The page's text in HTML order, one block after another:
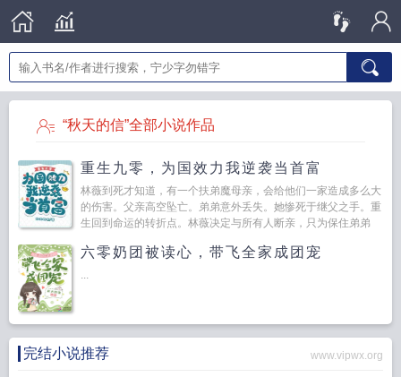
“秋天的信”全部小说作品
重生九零，为国效力我逆袭当首富
林薇到死才知道，有一个扶弟魔母亲，会给他们一家造成多么大
的伤害。父亲高空坠亡。弟弟意外丢失。她惨死于继父之手。重
生回到命运的转折点。林薇决定与所有人断亲，只为保住弟弟
六零奶团被读心，带飞全家成团宠
...
完结小说推荐 www.vipwx.org